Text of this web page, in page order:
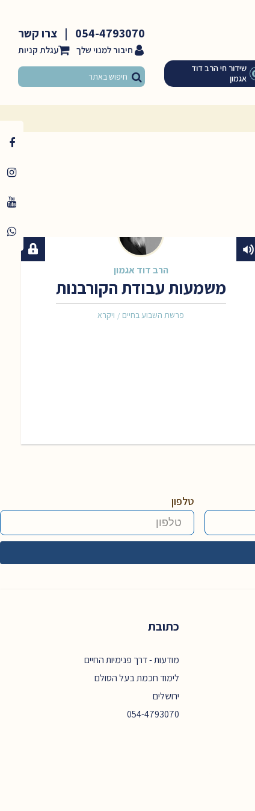
שידור חי הרב דוד
אגמון
054-4793070
| צרו קשר
חיבור למנוי שלך
הרב דוד אגמון
משמעות עבודת הקורבנות
פרשת השבוע בחיים / ויקרא
טלפון
כתובת
מודעות - דרך פנימיות החיים
לימוד חכמת בעל הסולם
ירושלים
054-4793070